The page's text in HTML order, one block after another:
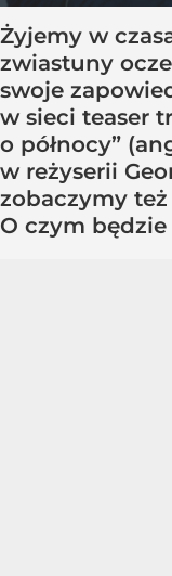
Żyjemy w
zwiastuny
swoje
w sieci teaser
o północy”
w reżyserii
zobaczymy
O czym